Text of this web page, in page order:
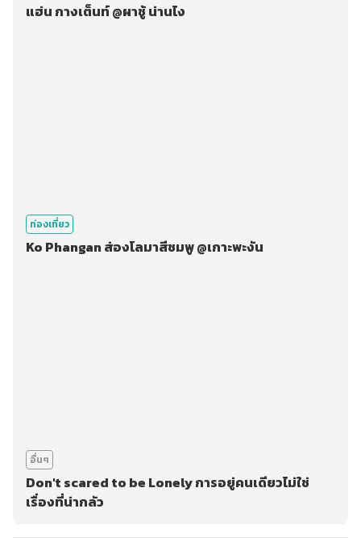
แฮ่น กางเต็นท์ @ผาชู้ น่านไง
ท่องเที่ยว
Ko Phangan ส่องโลมาสีชมพู @เกาะพะงัน
อื่นๆ
Don't scared to be Lonely การอยู่คนเดียวไม่ใช่
เรื่องที่น่ากลัว